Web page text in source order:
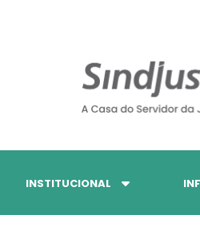
INSTITUCIONAL